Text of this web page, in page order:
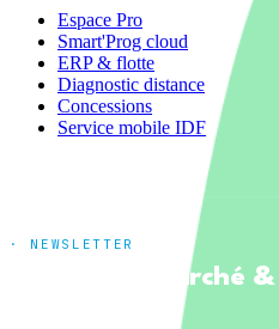
Espace Pro
Smart'Prog cloud
ERP & flotte
Diagnostic distance
Concessions
Service mobile IDF
· NEWSLETTER
Tendances marché